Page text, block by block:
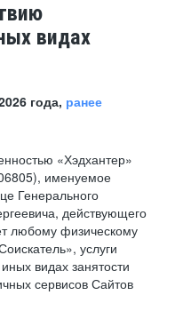
видах
года, ранее
«Хэдхантер»
именуемое
Генерального
действующего
любому физическому
услуги
видах занятости
сервисов Сайтов